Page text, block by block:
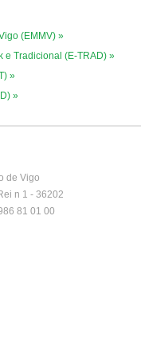
(EMMV) »
e Tradicional (E-TRAD) »
»
»
de Vigo
n 1 - 36202
81 01 00